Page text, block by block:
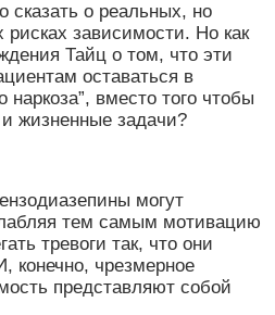
сказать о реальных, но
зависимости. Но как
Тайц о том, что эти
оставаться в
наркоза”, вместо того чтобы
жизненные задачи?
могут
тем самым мотивацию
тревоги так, что они
конечно, чрезмерное
представляют собой